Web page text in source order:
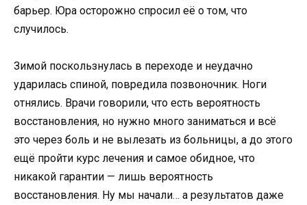
барьер. Юра осторожно спросил её о том, что
случилось.
Зимой поскользнулась в переходе и неудачно
ударилась спиной, повредила позвоночник. Ноги
отнялись. Врачи говорили, что есть вероятность
восстановления, но нужно много заниматься и всё
это через боль и не вылезать из больницы, а до этого
ещё пройти курс лечения и самое обидное, что
никакой гарантии — лишь вероятность
восстановления. Ну мы начали… а результатов даже